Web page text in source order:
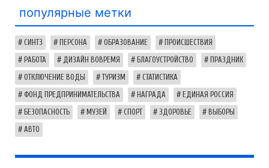
популярные метки
СИНТЗ ПЕРСОНА ОБРАЗОВАНИЕ ПРОИСШЕСТВИЯ
РАБОТА ДИЗАЙН ВОВРЕМЯ БЛАГОУСТРОЙСТВО ПРАЗДНИК
ОТКЛЮЧЕНИЕ ВОДЫ ТУРИЗМ СТАТИСТИКА
ФОНД ПРЕДПРИНИМАТЕЛЬСТВА НАГРАДА ЕДИНАЯ РОССИЯ
БЕЗОПАСНОСТЬ МУЗЕЙ СПОРТ ЗДОРОВЬЕ ВЫБОРЫ
АВТО